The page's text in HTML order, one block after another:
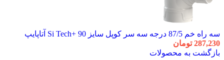
سه راه خم 87/5 درجه سه سر کوپل سایز 90 +Si Tech آتاپایپ
287,230 تومان
بازگشت به محصولات